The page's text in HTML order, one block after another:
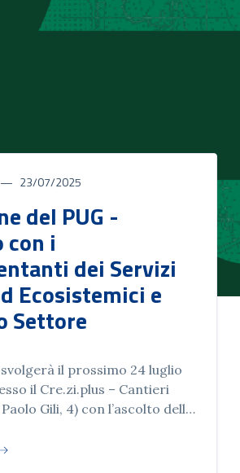
23/07/2025
del PUG -
i
dei Servizi
Ecosistemici e
Settore
il prossimo 24 luglio
il Cre.zi.plus – Cantieri
Gili, 4) con l’ascolto delle
ricerca e dell'innovazione.